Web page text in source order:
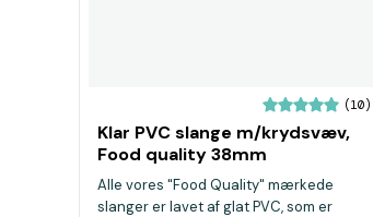
(10)
Klar PVC slange m/krydsvæv,
Food quality 38mm
Alle vores "Food Quality" mærkede
slanger er lavet af glat PVC, som er